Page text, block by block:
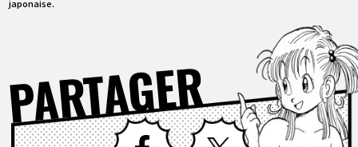
japonaise.
PARTAGERFacebook X